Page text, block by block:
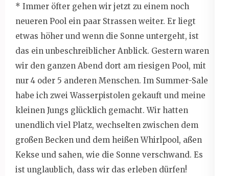
* Immer öfter gehen wir jetzt zu einem noch
neueren Pool ein paar Strassen weiter. Er liegt
etwas höher und wenn die Sonne untergeht, ist
das ein unbeschreiblicher Anblick. Gestern waren
wir den ganzen Abend dort am riesigen Pool, mit
nur 4 oder 5 anderen Menschen. Im Summer-Sale
habe ich zwei Wasserpistolen gekauft und meine
kleinen Jungs glücklich gemacht. Wir hatten
unendlich viel Platz, wechselten zwischen dem
großen Becken und dem heißen Whirlpool, aßen
Kekse und sahen, wie die Sonne verschwand. Es
ist unglaublich, dass wir das erleben dürfen!